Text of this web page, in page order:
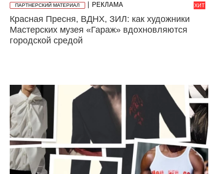
ХИТ
ПАРТНЕРСКИЙ МАТЕРИАЛ РЕКЛАМА
Красная Пресня, ВДНХ, ЗИЛ: как художники
Мастерских музея «Гараж» вдохновляются
городской средой